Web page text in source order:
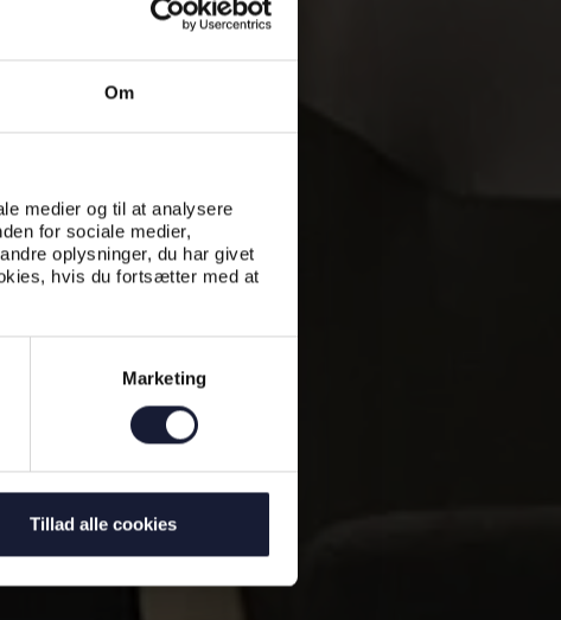
Om
medier og til at analysere
for sociale medier,
oplysninger, du har givet
hvis du fortsætter med at
Marketing
Tillad alle cookies